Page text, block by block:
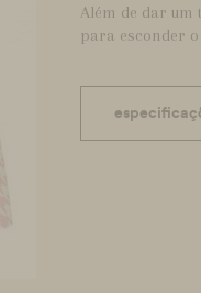
Além de dar um
para esconder